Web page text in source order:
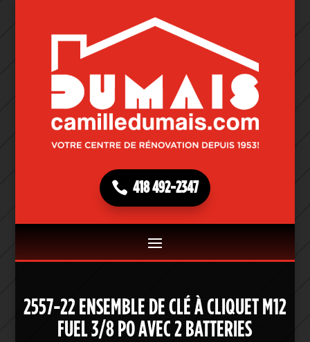
418 492-2347
2557-22 ENSEMBLE DE CLÉ À CLIQUET M12
FUEL 3/8 PO AVEC 2 BATTERIES